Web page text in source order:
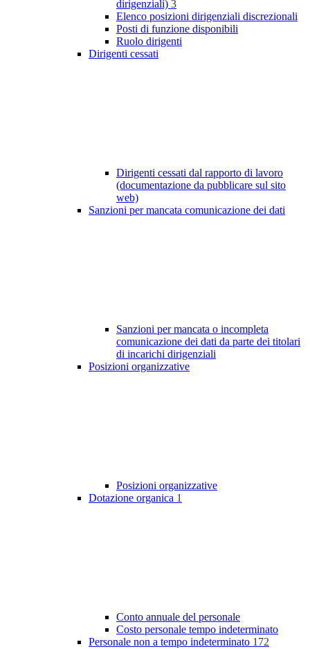
dirigenziali) 3
Elenco posizioni dirigenziali discrezionali
Posti di funzione disponibili
Ruolo dirigenti
Dirigenti cessati
Dirigenti cessati dal rapporto di lavoro
(documentazione da pubblicare sul sito
web)
Sanzioni per mancata comunicazione dei dati
Sanzioni per mancata o incompleta
comunicazione dei dati da parte dei titolari
di incarichi dirigenziali
Posizioni organizzative
Posizioni organizzative
Dotazione organica 1
Conto annuale del personale
Costo personale tempo indeterminato
Personale non a tempo indeterminato 172